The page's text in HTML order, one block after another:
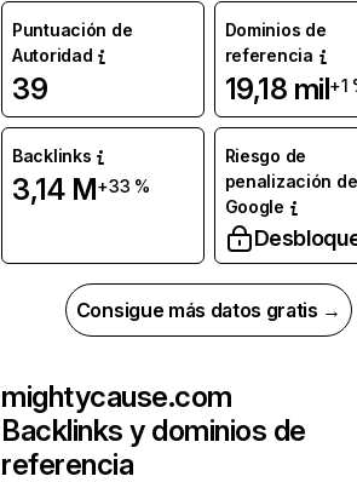
Puntuación de
Autoridad
39
Dominios de
referencia
19,18 mil+1
Backlinks
3,14 M+33 %
Riesgo de
penalización de
Google
Consigue más datos gratis →
mightycause.com
Backlinks y dominios de
referencia